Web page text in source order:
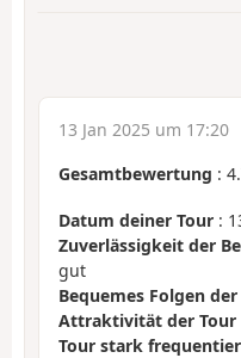
13 Jan 2025 um 17:20
Gesamtbewertung :
Datum deiner Tour :
Zuverlässigkeit der
gut
Bequemes Folgen
Attraktivität der Tour
Tour stark